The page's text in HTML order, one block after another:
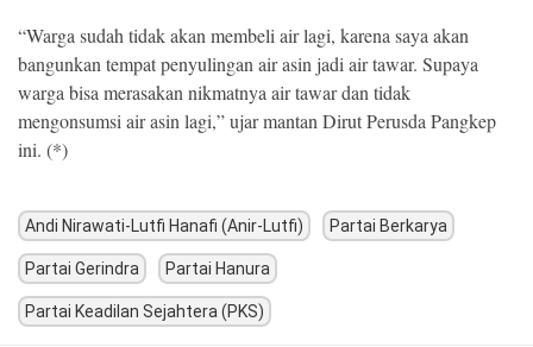
“Warga sudah tidak akan membeli air lagi, karena saya akan
bangunkan tempat penyulingan air asin jadi air tawar. Supaya
warga bisa merasakan nikmatnya air tawar dan tidak
mengonsumsi air asin lagi,” ujar mantan Dirut Perusda Pangkep
ini. (*)
Andi Nirawati-Lutfi Hanafi (Anir-Lutfi) Partai Berkarya
Partai Gerindra Partai Hanura
Partai Keadilan Sejahtera (PKS)